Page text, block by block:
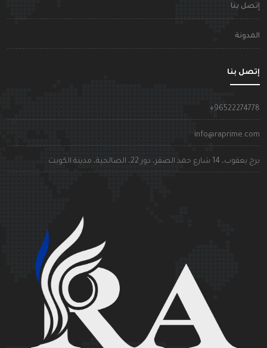
إتصل بنا
المدونة
إتصل بنا
+96522274778
info@raprime.com
برج يعقوب، 14 شارع حمد الصقر، دور 22، الصالحية، مدينة الكويت